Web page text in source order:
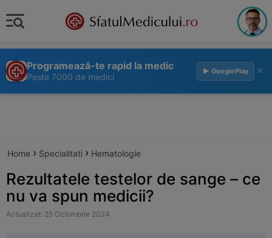
Programează-te rapid la medic
Peste 7000 de medici
▶ GooglePlay ×
Home › Specialitati › Hematologie
Rezultatele testelor de sange – ce
nu va spun medicii?
Actualizat: 25 Octombrie 2024